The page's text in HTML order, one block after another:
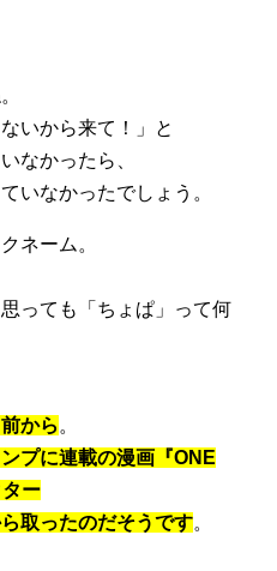
いから来て！」と
なかったら、
いなかったでしょう。
ネーム。
っても「ちょぱ」って何
から 。
プに連載の漫画『ONE
ー
取ったのだそうです。